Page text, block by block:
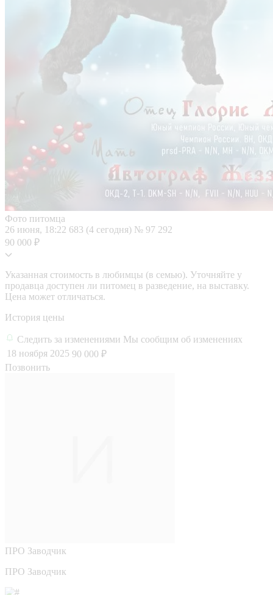
Фото питомца
26 июня, 18:22 683 (4 сегодня) № 97 292
90 000 ₽
Указанная стоимость в любимцы (в семью). Уточняйте у
продавца доступен ли питомец в разведение, на выставку.
Цена может отличаться.
История цены
Следить за изменениями Мы сообщим об изменениях
18 ноября 2025 90 000 ₽
Позвонить
ПРО Заводчик
ПРО Заводчик